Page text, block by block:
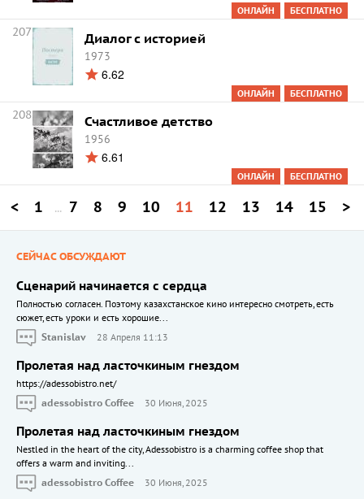
ОНЛАЙН БЕСПЛАТНО
207 Диалог с историей
1973
6.62
ОНЛАЙН БЕСПЛАТНО
208 Счастливое детство
1956
6.61
ОНЛАЙН БЕСПЛАТНО
< 1 ... 7 8 9 10 11 12 13 14 15 >
СЕЙЧАС ОБСУЖДАЮТ
Сценарий начинается с сердца
Полностью согласен. Поэтому казахстанское кино интересно смотреть, есть
сюжет, есть уроки и есть хорошие...
Stanislav
28 Апреля 11:13
Пролетая над ласточкиным гнездом
https://adessobistro.net/
adessobistro Coffee
30 Июня, 2025
Пролетая над ласточкиным гнездом
Nestled in the heart of the city, Adessobistro is a charming coffee shop that
offers a warm and inviting...
adessobistro Coffee
30 Июня, 2025